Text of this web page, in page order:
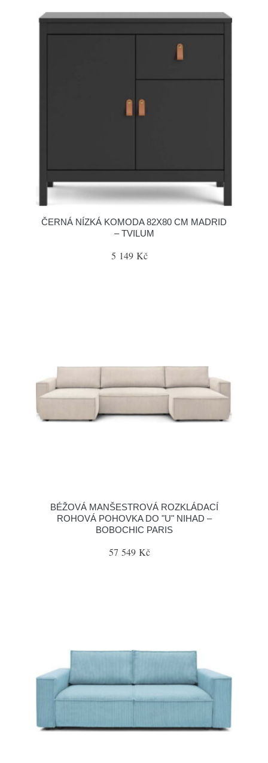
ČERNÁ NÍZKÁ KOMODA 82X80 CM MADRID
– TVILUM
5 149 Kč
BÉŽOVÁ MANŠESTROVÁ ROZKLÁDACÍ
ROHOVÁ POHOVKA DO "U" NIHAD –
BOBOCHIC PARIS
57 549 Kč